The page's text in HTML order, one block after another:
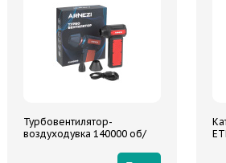
Турбовентилятор-
воздуходувка 140000 об/